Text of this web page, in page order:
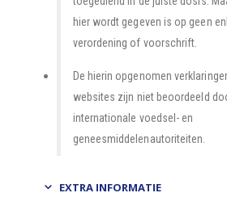
hier wordt gegeven is op geen
verordening of voorschrift.
De hierin opgenomen
websites zijn niet beoordeeld
internationale voedsel- en
geneesmiddelenautoriteiten.
EXTRA INFORMATIE